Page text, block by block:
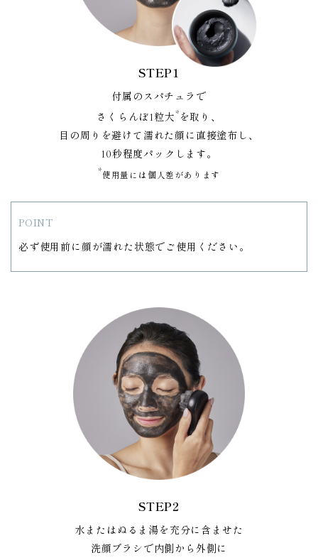
STEP1
付属のスパチュラで
さくらんぼ1粒大* を取り、
目の周りを避けて濡れた顔に直接塗布し、
10秒程度パックします。
*使用量には個人差があります
POINT
必ず使用前に顔が濡れた状態でご使用ください。
STEP2
水またはぬるま湯を充分に含ませた
洗顔ブラシで内側から外側に